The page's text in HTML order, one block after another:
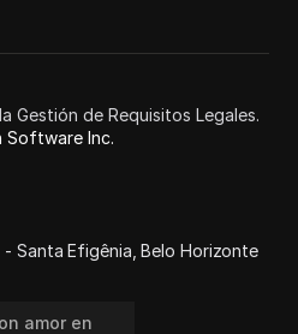
Gestión de Requisitos Legales.
Software Inc.
Santa Efigênia, Belo Horizonte
amor en
amor en